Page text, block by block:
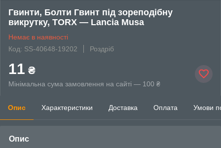
Гвинти, Болти Гвинт під зореподібну
викрутку, TORX — Lancia Musa
Немає в наявності
Код: SS-40648-19202
Роздріб
11 ₴
Мінімальна сума замовлення на сайті — 100 ₴
Опис Характеристики Доставка Оплата Умови
Опис